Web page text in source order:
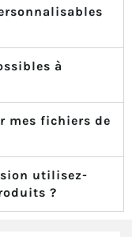
à
mes fichiers de
utilisez-
?